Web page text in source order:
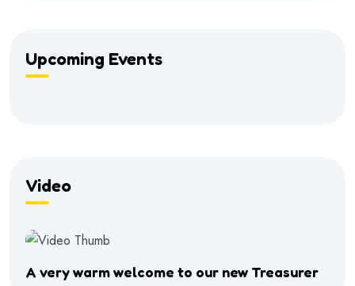
Upcoming Events
Video
A very warm welcome to our new Treasurer